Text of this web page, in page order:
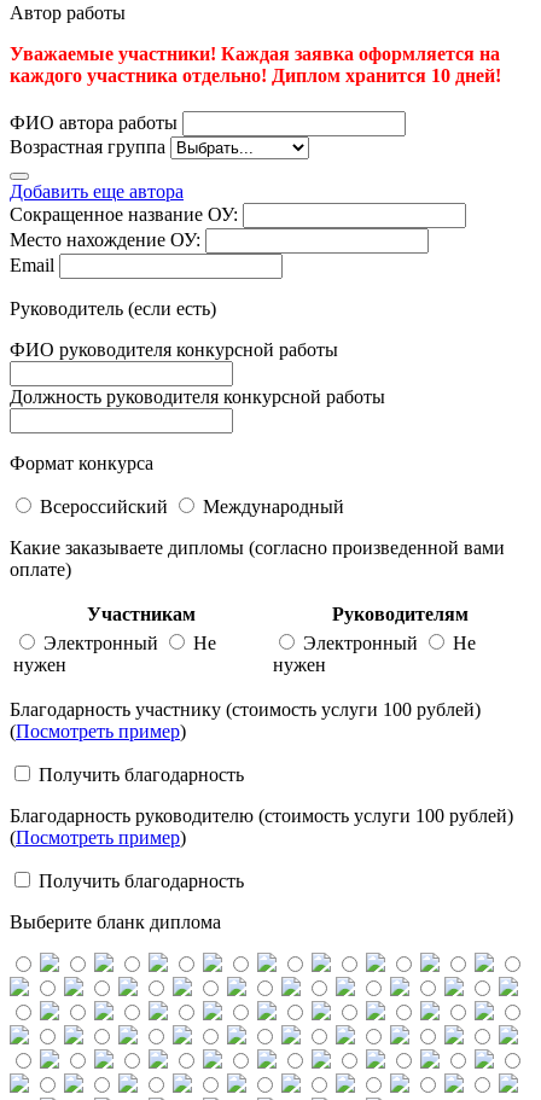
Автор работы
Уважаемые участники! Каждая заявка оформляется на
каждого участника отдельно! Диплом хранится 10 дней!
ФИО автора работы
Возрастная группа
Добавить еще автора
Сокращенное название ОУ:
Место нахождение ОУ:
Email
Руководитель (если есть)
ФИО руководителя конкурсной работы
Должность руководителя конкурсной работы
Формат конкурса
Всероссийский
Международный
Какие заказываете дипломы (согласно произведенной вами
оплате)
Участникам
Руководителям
Электронный
Не
нужен
Электронный
Не
нужен
Благодарность участнику (стоимость услуги 100 рублей)
(Посмотреть пример)
Получить благодарность
Благодарность руководителю (стоимость услуги 100 рублей)
(Посмотреть пример)
Получить благодарность
Выберите бланк диплома